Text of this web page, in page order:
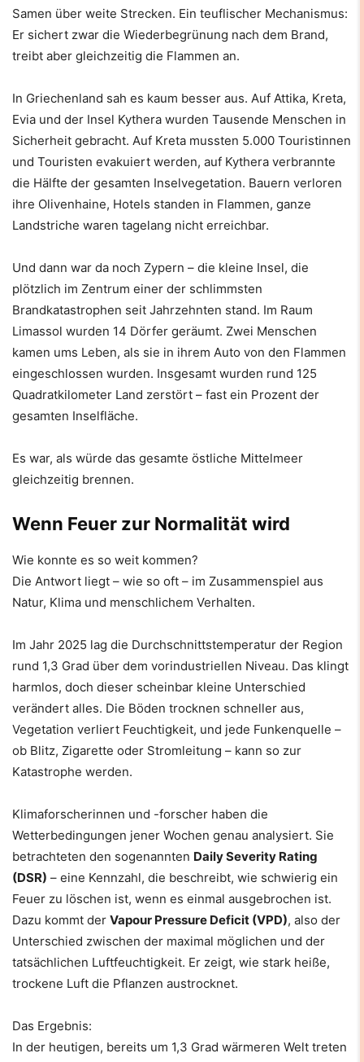
Samen über weite Strecken. Ein teuflischer Mechanismus:
Er sichert zwar die Wiederbegrünung nach dem Brand,
treibt aber gleichzeitig die Flammen an.
In Griechenland sah es kaum besser aus. Auf Attika, Kreta,
Evia und der Insel Kythera wurden Tausende Menschen in
Sicherheit gebracht. Auf Kreta mussten 5.000 Touristinnen
und Touristen evakuiert werden, auf Kythera verbrannte
die Hälfte der gesamten Inselvegetation. Bauern verloren
ihre Olivenhaine, Hotels standen in Flammen, ganze
Landstriche waren tagelang nicht erreichbar.
Und dann war da noch Zypern – die kleine Insel, die
plötzlich im Zentrum einer der schlimmsten
Brandkatastrophen seit Jahrzehnten stand. Im Raum
Limassol wurden 14 Dörfer geräumt. Zwei Menschen
kamen ums Leben, als sie in ihrem Auto von den Flammen
eingeschlossen wurden. Insgesamt wurden rund 125
Quadratkilometer Land zerstört – fast ein Prozent der
gesamten Inselfläche.
Es war, als würde das gesamte östliche Mittelmeer
gleichzeitig brennen.
Wenn Feuer zur Normalität wird
Wie konnte es so weit kommen?
Die Antwort liegt – wie so oft – im Zusammenspiel aus
Natur, Klima und menschlichem Verhalten.
Im Jahr 2025 lag die Durchschnittstemperatur der Region
rund 1,3 Grad über dem vorindustriellen Niveau. Das klingt
harmlos, doch dieser scheinbar kleine Unterschied
verändert alles. Die Böden trocknen schneller aus,
Vegetation verliert Feuchtigkeit, und jede Funkenquelle –
ob Blitz, Zigarette oder Stromleitung – kann so zur
Katastrophe werden.
Klimaforscherinnen und -forscher haben die
Wetterbedingungen jener Wochen genau analysiert. Sie
betrachteten den sogenannten Daily Severity Rating
(DSR) – eine Kennzahl, die beschreibt, wie schwierig ein
Feuer zu löschen ist, wenn es einmal ausgebrochen ist.
Dazu kommt der Vapour Pressure Deficit (VPD), also der
Unterschied zwischen der maximal möglichen und der
tatsächlichen Luftfeuchtigkeit. Er zeigt, wie stark heiße,
trockene Luft die Pflanzen austrocknet.
Das Ergebnis:
In der heutigen, bereits um 1,3 Grad wärmeren Welt treten